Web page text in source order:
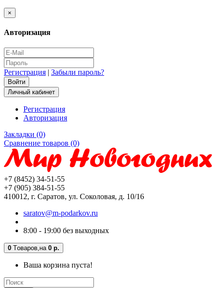
×
Авторизация
Регистрация | Забыли пароль?
Личный кабинет
Регистрация
Авторизация
Закладки (0)
Сравнение товаров (0)
+7 (8452) 34-51-55
+7 (905) 384-51-55
410012, г. Саратов, ул. Соколовая, д. 10/16
saratov@m-podarkov.ru
8:00 - 19:00 без выходных
0 Tоваров, на 0 р.
Ваша корзина пуста!